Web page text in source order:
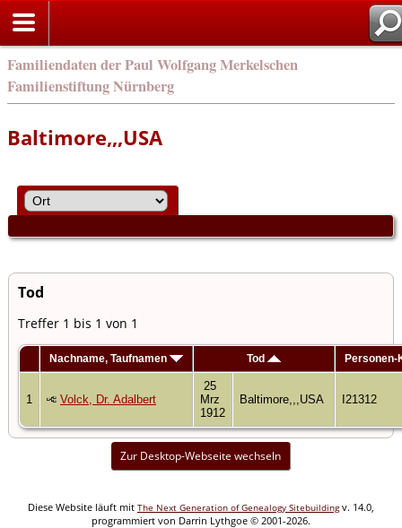
Familiendaten der Paul Wolfgang Merkelschen
Familienstiftung Nürnberg
Baltimore,,,USA
Tod
Treffer 1 bis 1 von 1
Nachname, Taufnamen Tod Personen-
1 Volck, Dr. Adalbert
25
Mrz
1912
Baltimore,,,USA I21312
Zur Desktop-Webseite wechseln
Diese Website läuft mit The Next Generation of Genealogy Sitebuildingv. 14.0,
programmiert von Darrin Lythgoe © 2001-2026.